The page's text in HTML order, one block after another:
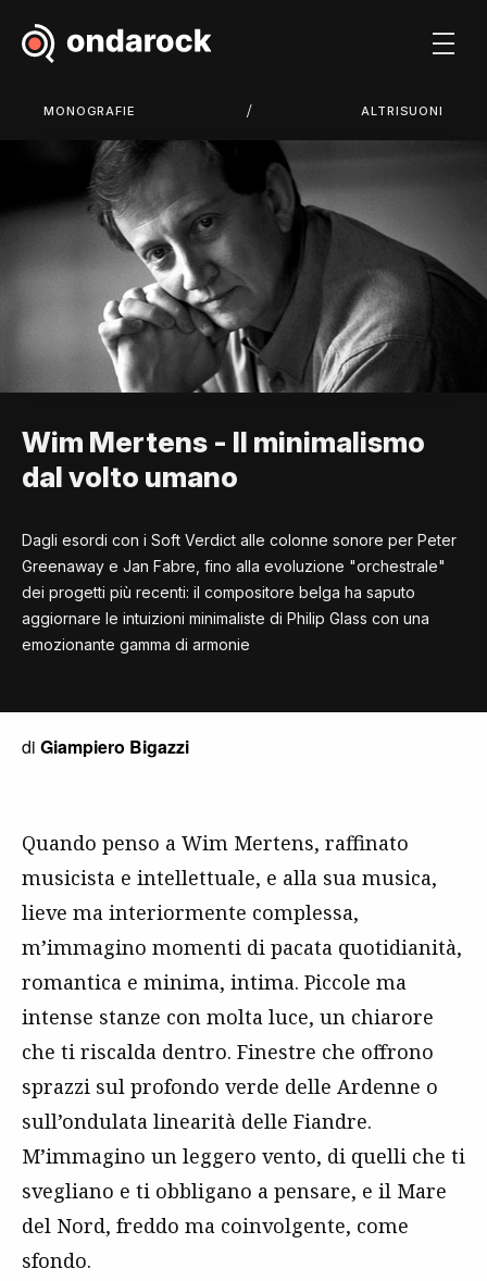
MONOGRAFIE / ALTRISUONI
Wim Mertens - Il minimalismo
dal volto umano
Dagli esordi con i Soft Verdict alle colonne sonore per Peter
Greenaway e Jan Fabre, fino alla evoluzione "orchestrale"
dei progetti più recenti: il compositore belga ha saputo
aggiornare le intuizioni minimaliste di Philip Glass con una
emozionante gamma di armonie
di Giampiero Bigazzi
Quando penso a Wim Mertens, raffinato
musicista e intellettuale, e alla sua musica,
lieve ma interiormente complessa,
m’immagino momenti di pacata quotidianità,
romantica e minima, intima. Piccole ma
intense stanze con molta luce, un chiarore
che ti riscalda dentro. Finestre che offrono
sprazzi sul profondo verde delle Ardenne o
sull’ondulata linearità delle Fiandre.
M’immagino un leggero vento, di quelli che ti
svegliano e ti obbligano a pensare, e il Mare
del Nord, freddo ma coinvolgente, come
sfondo.